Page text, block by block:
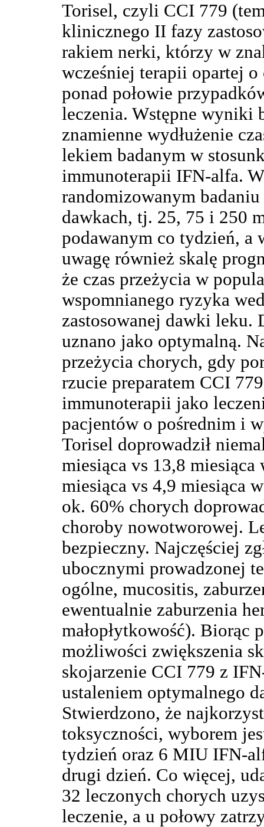
Torisel, czyli CCI 779
klinicznego II fazy
rakiem nerki, którzy w
wcześniej terapii opartej
ponad połowie
leczenia. Wstępne wyniki
znamienne wydłużenie
lekiem badanym w
immunoterapii IFN-alfa.
randomizowanym
dawkach, tj. 25, 75 i 250
podawanym co tydzień, a
uwagę również skalę
że czas przeżycia w
wspomnianego ryzyka
zastosowanej dawki leku.
uznano jako optymalną.
przeżycia chorych, gdy
rzucie preparatem CCI
immunoterapii jako
pacjentów o pośrednim i
Torisel doprowadził
miesiąca vs 13,8
miesiąca vs 4,9 miesiąca
ok. 60% chorych
choroby nowotworowej.
bezpieczny. Najczęściej
ubocznymi prowadzonej
ogólne, mucositis,
ewentualnie zaburzenia
małopłytkowość). Biorąc
możliwości zwiększenia
skojarzenie CCI 779 z
ustaleniem optymalnego
Stwierdzono, że
toksyczności, wyborem
tydzień oraz 6 MIU IFN-
drugi dzień. Co więcej,
32 leczonych chorych
leczenie, a u połowy